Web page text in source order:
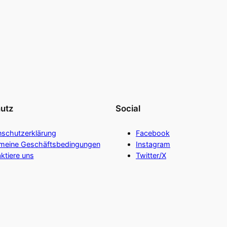
Geschäftsbedingungen
uns
Social
Facebook
Instagram
Twitter/X